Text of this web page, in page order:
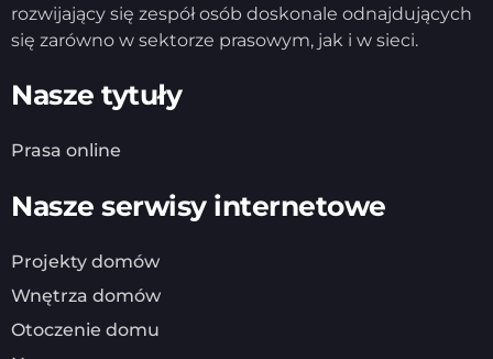
rozwijający się zespół osób doskonale odnajdujących
się zarówno w sektorze prasowym, jak i w sieci.
Nasze tytuły
Prasa online
Nasze serwisy internetowe
Projekty domów
Wnętrza domów
Otoczenie domu